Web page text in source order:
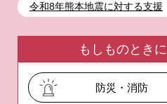
令和8年熊本地震に対する支援
ふるさと納税
もしものときに
防災・消防